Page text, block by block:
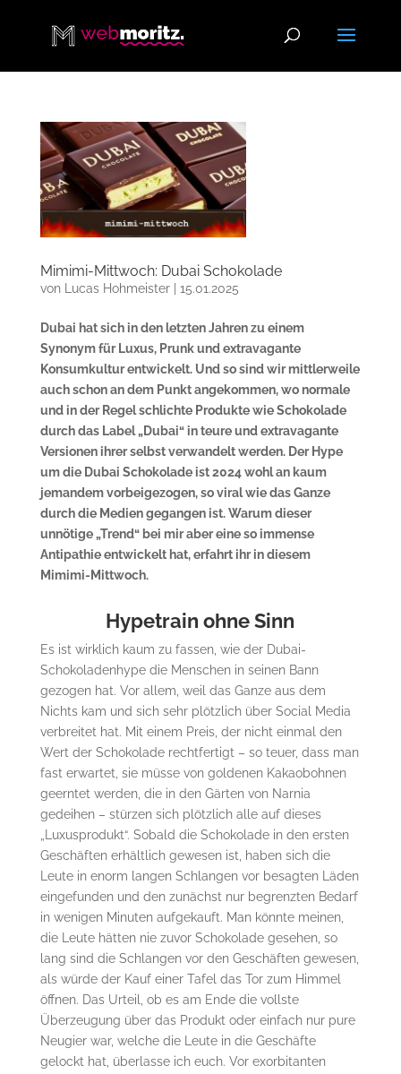
Mimimi-Mittwoch: Dubai Schokolade
von Lucas Hohmeister| 15.01.2025
Dubai hat sich in den letzten Jahren zu einem
Synonym für Luxus, Prunk und extravagante
Konsumkultur entwickelt. Und so sind wir mittlerweile
auch schon an dem Punkt angekommen, wo normale
und in der Regel schlichte Produkte wie Schokolade
durch das Label „Dubai“ in teure und extravagante
Versionen ihrer selbst verwandelt werden. Der Hype
um die Dubai Schokolade ist 2024 wohl an kaum
jemandem vorbeigezogen, so viral wie das Ganze
durch die Medien gegangen ist. Warum dieser
unnötige „Trend“ bei mir aber eine so immense
Antipathie entwickelt hat, erfahrt ihr in diesem
Mimimi-Mittwoch.
Hypetrain ohne Sinn
Es ist wirklich kaum zu fassen, wie der Dubai-
Schokoladenhype die Menschen in seinen Bann
gezogen hat. Vor allem, weil das Ganze aus dem
Nichts kam und sich sehr plötzlich über Social Media
verbreitet hat. Mit einem Preis, der nicht einmal den
Wert der Schokolade rechtfertigt – so teuer, dass man
fast erwartet, sie müsse von goldenen Kakaobohnen
geerntet werden, die in den Gärten von Narnia
gedeihen – stürzen sich plötzlich alle auf dieses
„Luxusprodukt“. Sobald die Schokolade in den ersten
Geschäften erhältlich gewesen ist, haben sich die
Leute in enorm langen Schlangen vor besagten Läden
eingefunden und den zunächst nur begrenzten Bedarf
in wenigen Minuten aufgekauft. Man könnte meinen,
die Leute hätten nie zuvor Schokolade gesehen, so
lang sind die Schlangen vor den Geschäften gewesen,
als würde der Kauf einer Tafel das Tor zum Himmel
öffnen. Das Urteil, ob es am Ende die vollste
Überzeugung über das Produkt oder einfach nur pure
Neugier war, welche die Leute in die Geschäfte
gelockt hat, überlasse ich euch. Vor exorbitanten